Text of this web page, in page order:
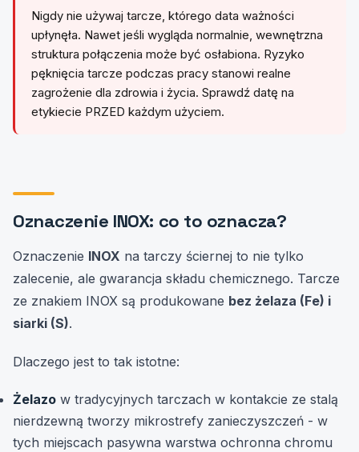
Nigdy nie używaj tarcze, którego data ważności
upłynęła. Nawet jeśli wygląda normalnie, wewnętrzna
struktura połączenia może być osłabiona. Ryzyko
pęknięcia tarcze podczas pracy stanowi realne
zagrożenie dla zdrowia i życia. Sprawdź datę na
etykiecie PRZED każdym użyciem.
Oznaczenie INOX: co to oznacza?
Oznaczenie INOX na tarczy ściernej to nie tylko
zalecenie, ale gwarancja składu chemicznego. Tarcze
ze znakiem INOX są produkowane bez żelaza (Fe) i
siarki (S).
Dlaczego jest to tak istotne:
Żelazo w tradycyjnych tarczach w kontakcie ze stalą
nierdzewną tworzy mikrostrefy zanieczyszczeń - w
tych miejscach pasywna warstwa ochronna chromu